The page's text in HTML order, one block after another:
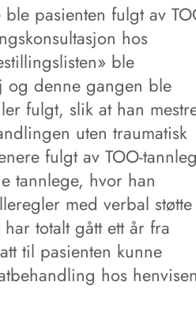
pasienten fulgt av
hos
ble
og denne gangen ble
fulgt, slik at han
uten traumatisk
fulgt av TOO-
tannlege, hvor han
med verbal
totalt gått ett år fra
til pasienten kunne
hos